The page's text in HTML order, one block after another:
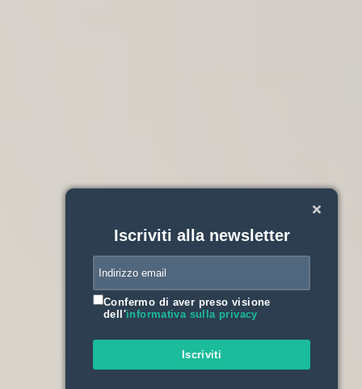
Iscriviti alla newsletter
Confermo di aver preso visione
dell'informativa sulla privacy
Iscriviti